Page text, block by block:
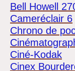
Bell Howell
Cameréclair 6
Chrono de
Ciné-Kodak
Cinex